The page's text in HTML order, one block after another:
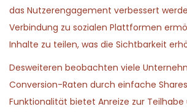
das Nutzerengagement verbessert
Verbindung zu sozialen Plattformen
Inhalte zu teilen, was die Sichtbarkeit
Desweiteren beobachten viele
Conversion-Raten durch einfache
Funktionalität bietet Anreize zur